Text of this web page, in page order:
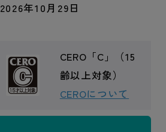
2026年10月29日
CERO「C」（15
齢以上対象）
CEROについて